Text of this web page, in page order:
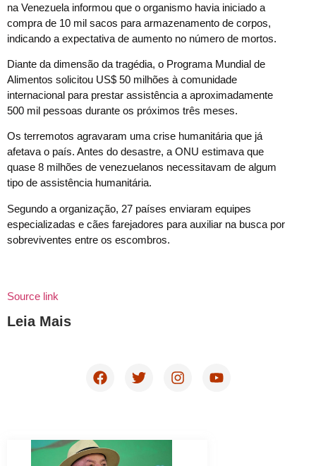
na Venezuela informou que o organismo havia iniciado a
compra de 10 mil sacos para armazenamento de corpos,
indicando a expectativa de aumento no número de mortos.
Diante da dimensão da tragédia, o Programa Mundial de
Alimentos solicitou US$ 50 milhões à comunidade
internacional para prestar assistência a aproximadamente
500 mil pessoas durante os próximos três meses.
Os terremotos agravaram uma crise humanitária que já
afetava o país. Antes do desastre, a ONU estimava que
quase 8 milhões de venezuelanos necessitavam de algum
tipo de assistência humanitária.
Segundo a organização, 27 países enviaram equipes
especializadas e cães farejadores para auxiliar na busca por
sobreviventes entre os escombros.
Source link
Leia Mais